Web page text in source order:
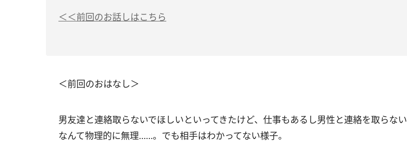
＜＜前回のお話しはこちら
＜前回のおはなし＞
男友達と連絡取らないでほしいといってきたけど、仕事もあるし男性と連絡を取らない
なんて物理的に無理……。でも相手はわかってない様子。